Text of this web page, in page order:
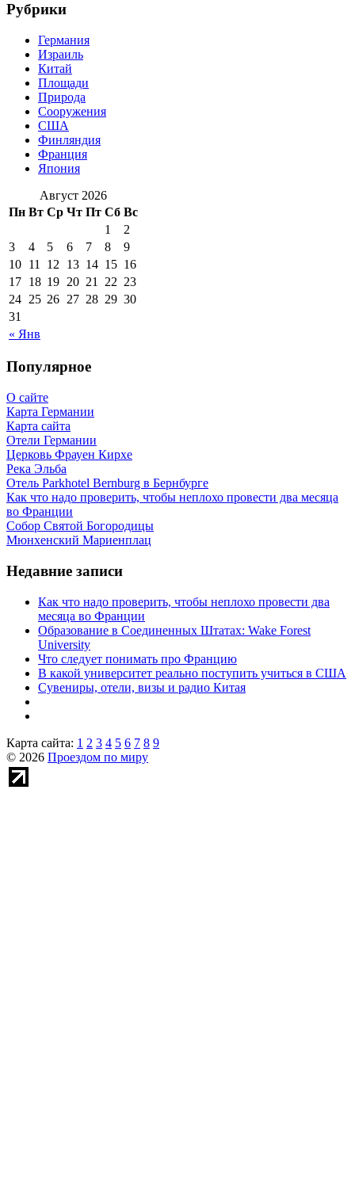
Рубрики
Германия
Израиль
Китай
Площади
Природа
Сооружения
США
Финляндия
Франция
Япония
Август 2026
Пн Вт Ср Чт Пт Сб Вс
« Янв
1
2
3
4 5 6 7 8
9
10 11 12 13 14 15 16
17 18 19 20 21 22 23
24 25 26 27 28 29 30
31
Популярное
О сайте
Карта Германии
Карта сайта
Отели Германии
Церковь Фрауен Кирхе
Река Эльба
Отель Parkhotel Bernburg в Бернбурге
Как что надо проверить, чтобы неплохо провести два месяца
во Франции
Собор Святой Богородицы
Мюнхенский Мариенплац
Недавние записи
Как что надо проверить, чтобы неплохо провести два
месяца во Франции
Образование в Соединенных Штатах: Wake Forest
University
Что следует понимать про Францию
В какой университет реально поступить учиться в США
Сувениры, отели, визы и радио Китая
Карта сайта: 1 2 3 4 5 6 7 8 9
© 2026 Проездом по миру